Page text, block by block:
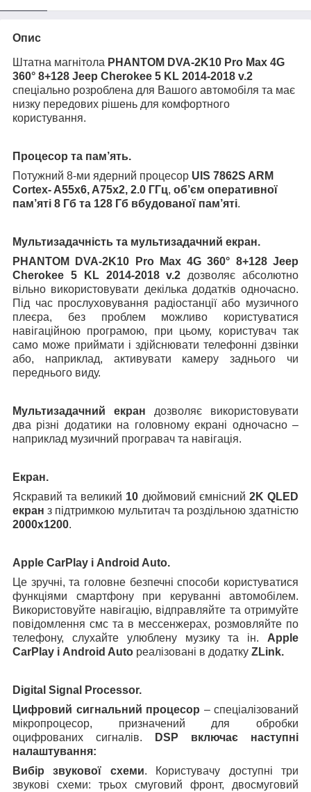
Опис
Штатна магнітола PHANTOM DVA-2K10 Pro Max 4G
360° 8+128 Jeep Cherokee 5 KL 2014-2018 v.2
спеціально розроблена для Вашого автомобіля та має
низку передових рішень для комфортного
користування.
Процесор та пам’ять.
Потужний 8-ми ядерний процесор UIS 7862S ARM
Cortex- A55x6, A75x2, 2.0 ГГц, об’єм оперативної
пам’яті 8 Гб та 128 Гб вбудованої пам’яті.
Мультизадачність та мультизадачний екран.
PHANTOM
DVA-2K10 Pro Max 4G 360° 8+128Jeep
Cherokee 5 KL 2014-2018 v.2
дозволяє абсолютно
вільно використовувати декілька додатків одночасно.
Під час прослуховування радіостанції або музичного
плеєра, без проблем можливо користуватися
навігаційною програмою, при цьому, користувач так
само може приймати і здійснювати телефонні дзвінки
або, наприклад, активувати камеру заднього чи
переднього виду.
Мультизадачний екран дозволяє використовувати
два різні додатики на головному екрані одночасно –
наприклад музичний програвач та навігація.
Екран.
Яскравий та великий 10 дюймовий ємнісний 2K QLED
екран з підтримкою мультитач та роздільною здатністю
2000x1200.
Apple CarPlay і Android Auto.
Це зручні, та головне безпечні способи користуватися
функціями смартфону при керуванні автомобілем.
Використовуйте навігацію, відправляйте та отримуйте
повідомлення смс та в мессенжерах, розмовляйте по
телефону, слухайте улюблену музику та ін. Apple
CarPlay і Android Auto реалізовані в додатку ZLink.
Digital Sіgnal Processor.
Цифровий сигнальний процесор – спеціалізований
мікропроцесор, призначений для обробки
оцифрованих сигналів.
DSP включає наступні
налаштування:
Вибір звукової схеми. Користувачу доступні три
звукові схеми: трьох смуговий фронт, двосмуговий